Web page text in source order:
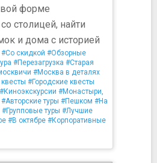
форме
столицей, найти
и дома с историей
#Со скидкой #Обзорные
#Перезагрузка #Старая
#Москва в деталях
#Городские квесты
#Киноэкскурсии #Монастыри,
#Авторские туры #Пешком #На
#Групповые туры #Лучшие
#В октябре #Корпоративные